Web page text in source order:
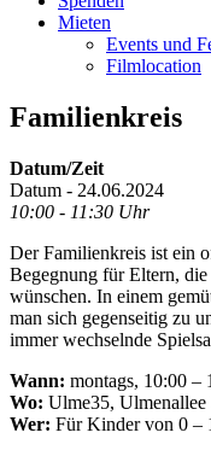
Mieten
Events und
Filmlocation
Familienkreis
Datum/Zeit
Datum - 24.06.2024
10:00 - 11:30 Uhr
Der Familienkreis ist ein
Begegnung für Eltern,
wünschen. In einem
man sich gegenseitig zu
immer wechselnde
Wann: montags, 10:00 –
Wo: Ulme35,
Wer: Für Kinder von 0 –